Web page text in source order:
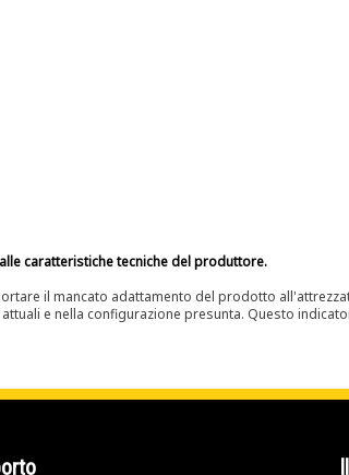
caratteristiche tecniche del produttore.
il mancato adattamento del prodotto
e nella configurazione presunta. Questo